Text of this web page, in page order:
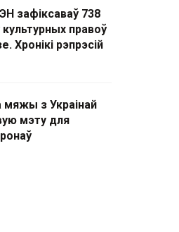
зафіксаваў 738
правоў
Хронікі рэпрэсій
мяжы з Украінай
мэту для